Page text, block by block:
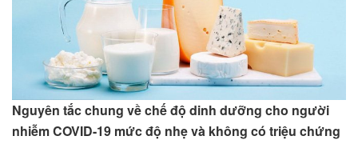
Nguyên tắc chung về chế độ dinh dưỡng cho người
nhiễm COVID-19 mức độ nhẹ và không có triệu chứng